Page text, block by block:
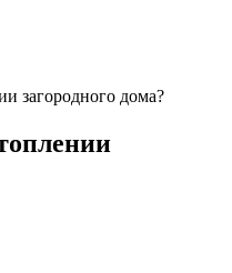
загородного дома?